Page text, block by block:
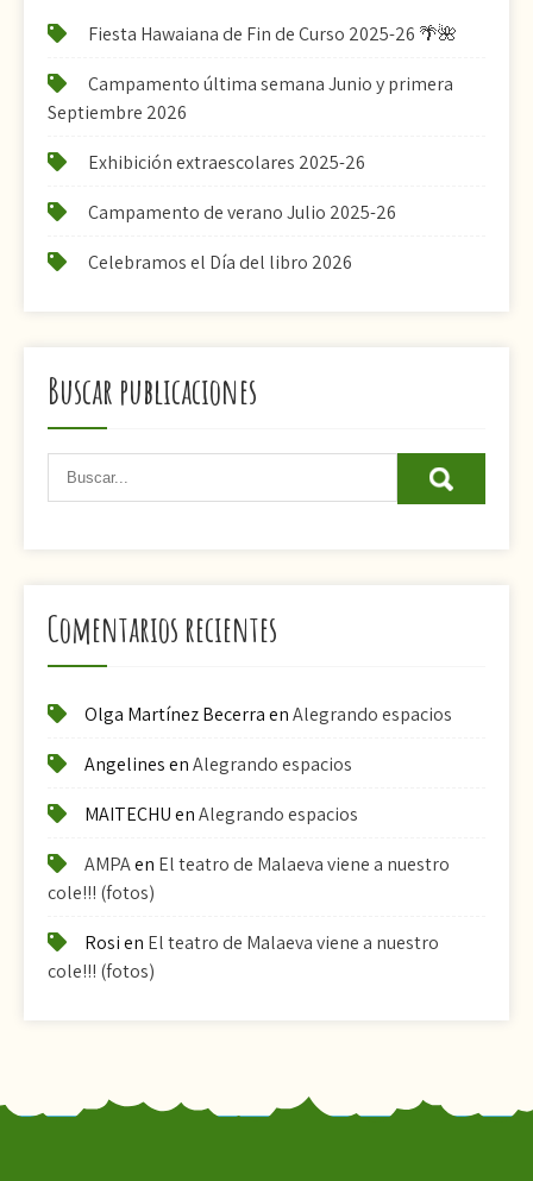
Fiesta Hawaiana de Fin de Curso 2025-26 🌴🌺
Campamento última semana Junio y primera
Septiembre 2026
Exhibición extraescolares 2025-26
Campamento de verano Julio 2025-26
Celebramos el Día del libro 2026
Buscar publicaciones
Comentarios recientes
Olga Martínez BecerraenAlegrando espacios
AngelinesenAlegrando espacios
MAITECHUenAlegrando espacios
AMPAen El teatro de Malaeva viene a nuestro
cole!!! (fotos)
Rosien El teatro de Malaeva viene a nuestro
cole!!! (fotos)